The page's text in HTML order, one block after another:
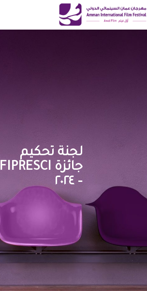
لجنة تحكيم
جائزة FIPRESCI
– ٢٠٢٤